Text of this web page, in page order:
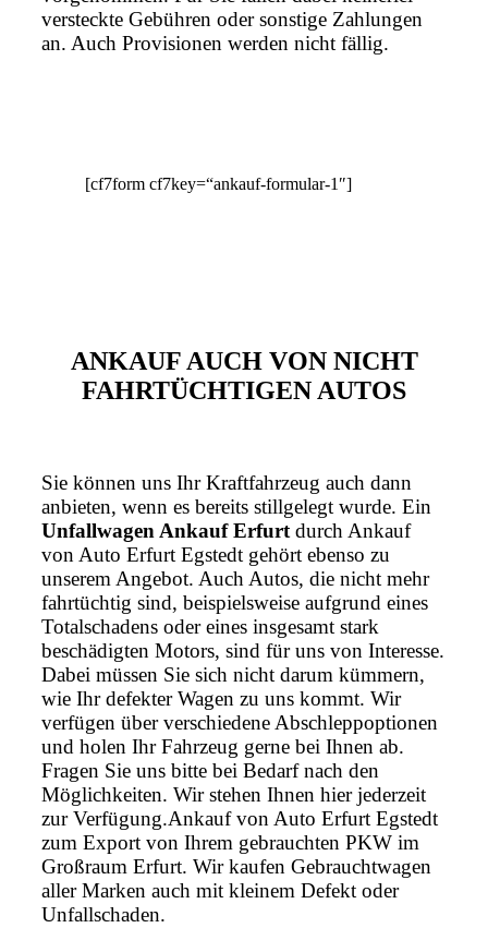
versteckte Gebühren oder sonstige Zahlungen
an. Auch Provisionen werden nicht fällig.
[cf7form cf7key=“ankauf-formular-1″]
ANKAUF AUCH VON NICHT
FAHRTÜCHTIGEN AUTOS
Sie können uns Ihr Kraftfahrzeug auch dann
anbieten, wenn es bereits stillgelegt wurde. Ein
Unfallwagen Ankauf Erfurt durch Ankauf
von Auto Erfurt Egstedt gehört ebenso zu
unserem Angebot. Auch Autos, die nicht mehr
fahrtüchtig sind, beispielsweise aufgrund eines
Totalschadens oder eines insgesamt stark
beschädigten Motors, sind für uns von Interesse.
Dabei müssen Sie sich nicht darum kümmern,
wie Ihr defekter Wagen zu uns kommt. Wir
verfügen über verschiedene Abschleppoptionen
und holen Ihr Fahrzeug gerne bei Ihnen ab.
Fragen Sie uns bitte bei Bedarf nach den
Möglichkeiten. Wir stehen Ihnen hier jederzeit
zur Verfügung.Ankauf von Auto Erfurt Egstedt
zum Export von Ihrem gebrauchten PKW im
Großraum Erfurt. Wir kaufen Gebrauchtwagen
aller Marken auch mit kleinem Defekt oder
Unfallschaden.